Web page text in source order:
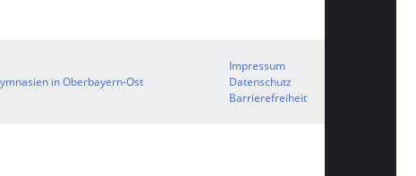
in Oberbayern-Ost
Impressum
Datenschutz
Barrierefreiheit